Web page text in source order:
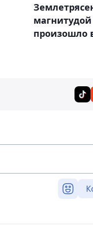
магнитудой
произошло